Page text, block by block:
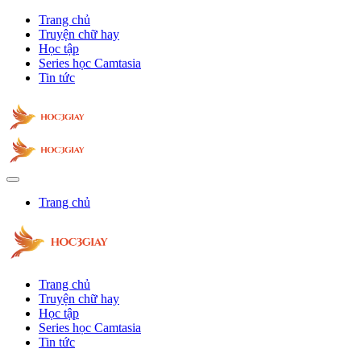
Trang chủ
Truyện chữ hay
Học tập
Series học Camtasia
Tin tức
Trang chủ
Trang chủ
Truyện chữ hay
Học tập
Series học Camtasia
Tin tức